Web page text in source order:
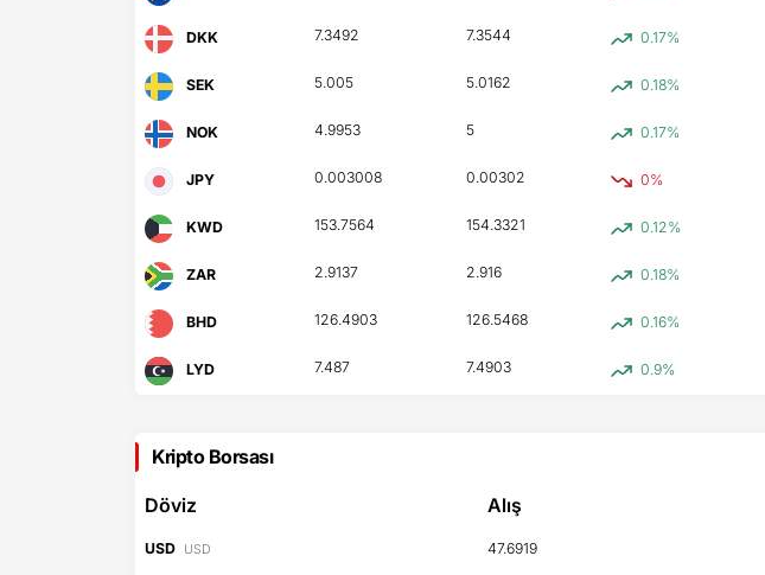
DKK 7.3492 7.3544 0.17%
SEK 5.005 5.0162 0.18%
NOK 4.9953 5 0.17%
JPY 0.003008 0.00302 0%
KWD 153.7564 154.3321 0.12%
ZAR 2.9137 2.916 0.18%
BHD 126.4903 126.5468 0.16%
LYD 7.487 7.4903 0.9%
Kripto Borsası
Döviz Alış
USD USD 47.6919